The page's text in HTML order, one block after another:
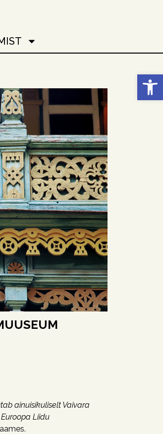
ainuisikuliselt Vaivara
Liidu